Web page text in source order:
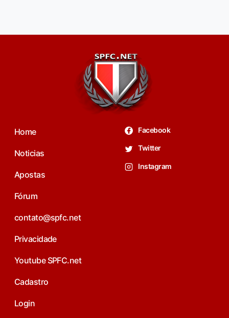
Home
Noticias
Apostas
Fórum
contato@spfc.net
Privacidade
Youtube SPFC.net
Cadastro
Login
Facebook
Twitter
Instagram